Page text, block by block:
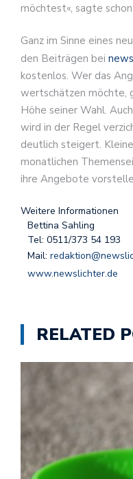
möchtest«, sagte schon
Ganz im Sinne eines
den Beiträgen bei
kostenlos. Wer das
wertschätzen möchte,
Höhe seiner Wahl.
wird in der Regel
deutlich steigert.
monatlichen
ihre Angebote
Weitere Informationen
Bettina Sahling
Tel: 0511/373 54 193
Mail:
www.newslichter.de
RELATED